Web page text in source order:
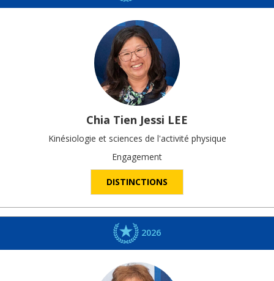
Chia Tien Jessi LEE
Kinésiologie et sciences de l'activité physique
Engagement
DISTINCTIONS
2026